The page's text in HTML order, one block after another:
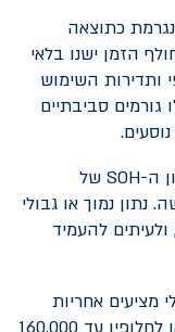
כתוצאה
הזמן ישנו בלאי
ותדירות השימוש
סביבתיים
ה-SOH של
נתון נמוך או גבולי
להעמיד
מציעים אחריות